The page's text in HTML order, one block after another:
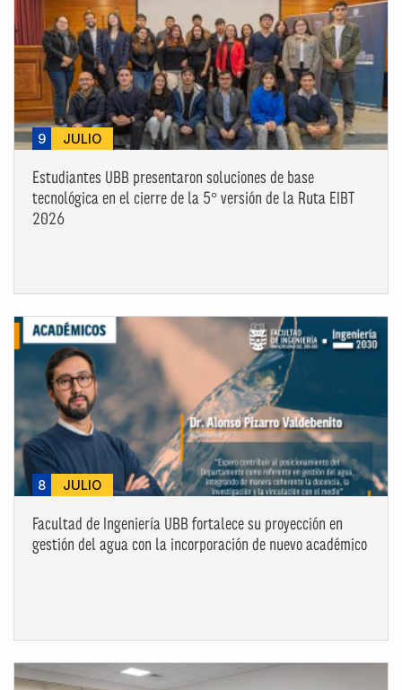
9 JULIO
Estudiantes UBB presentaron soluciones de base
tecnológica en el cierre de la 5° versión de la Ruta EIBT
2026
8 JULIO
Facultad de Ingeniería UBB fortalece su proyección en
gestión del agua con la incorporación de nuevo académico